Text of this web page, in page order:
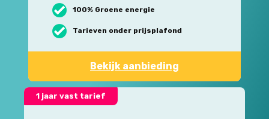
100% Groene energie
Tarieven onder prijsplafond
Bekijk aanbieding
1 jaar vast tarief